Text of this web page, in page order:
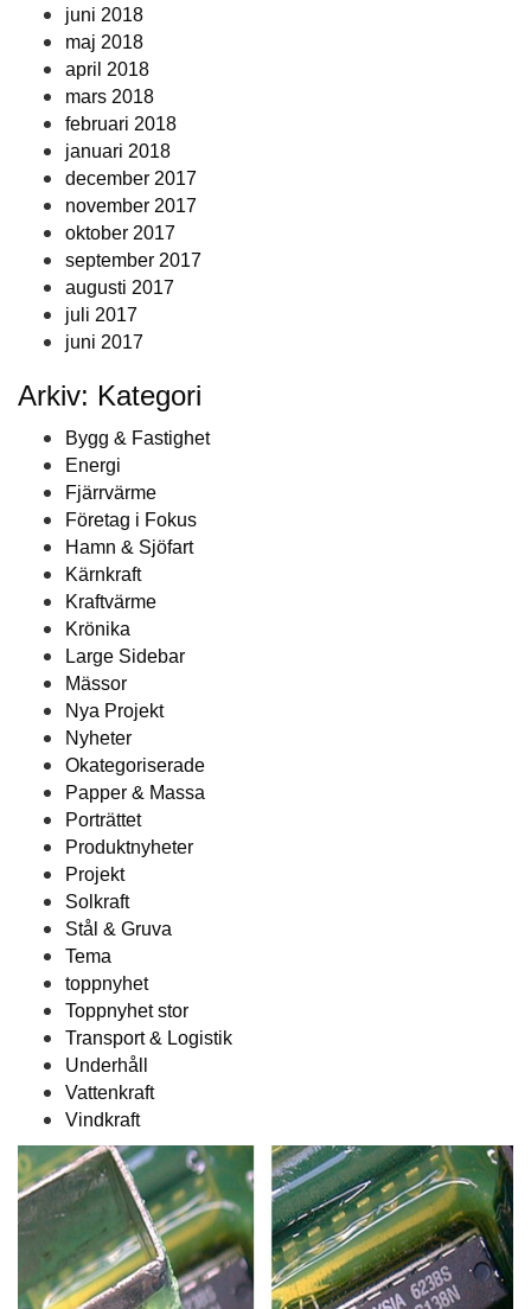
juni 2018
maj 2018
april 2018
mars 2018
februari 2018
januari 2018
december 2017
november 2017
oktober 2017
september 2017
augusti 2017
juli 2017
juni 2017
Arkiv: Kategori
Bygg & Fastighet
Energi
Fjärrvärme
Företag i Fokus
Hamn & Sjöfart
Kärnkraft
Kraftvärme
Krönika
Large Sidebar
Mässor
Nya Projekt
Nyheter
Okategoriserade
Papper & Massa
Porträttet
Produktnyheter
Projekt
Solkraft
Stål & Gruva
Tema
toppnyhet
Toppnyhet stor
Transport & Logistik
Underhåll
Vattenkraft
Vindkraft